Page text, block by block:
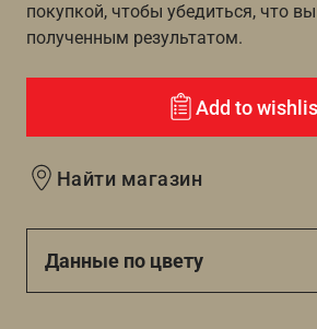
покупкой, чтобы убедиться, что
полученным результатом.
Add to
Найти магазин
Данные по цвету